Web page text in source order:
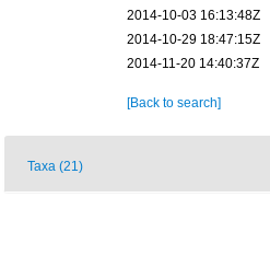
2014-10-03 16:13:48Z
2014-10-29 18:47:15Z
2014-11-20 14:40:37Z
[Back to search]
Taxa (21)